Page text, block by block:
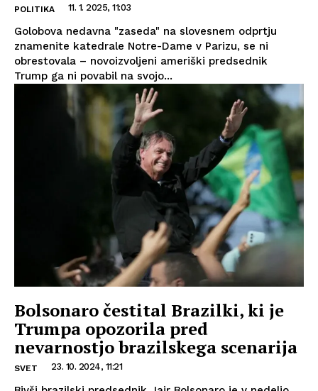
POLITIKA 11. 1. 2025, 11:03
Golobova nedavna "zaseda" na slovesnem odprtju
znamenite katedrale Notre-Dame v Parizu, se ni
obrestovala – novoizvoljeni ameriški predsednik
Trump ga ni povabil na svojo...
Bolsonaro čestital Brazilki, ki je
Trumpa opozorila pred
nevarnostjo brazilskega scenarija
SVET 23. 10. 2024, 11:21